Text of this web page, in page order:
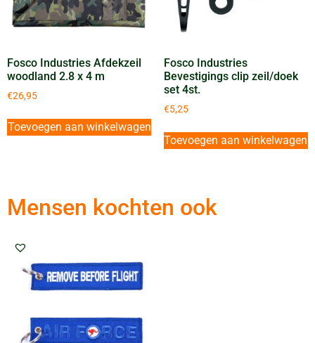
Fosco Industries Afdekzeil
woodland 2.8 x 4 m
€26,95
Toevoegen aan winkelwagen
Fosco Industries
Bevestigings clip zeil/doek
set 4st.
€5,25
Toevoegen aan winkelwagen
Mensen kochten ook